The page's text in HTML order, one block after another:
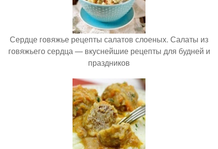
Сердце говяжье рецепты салатов слоеных. Салаты из
говяжьего сердца — вкуснейшие рецепты для будней и
праздников